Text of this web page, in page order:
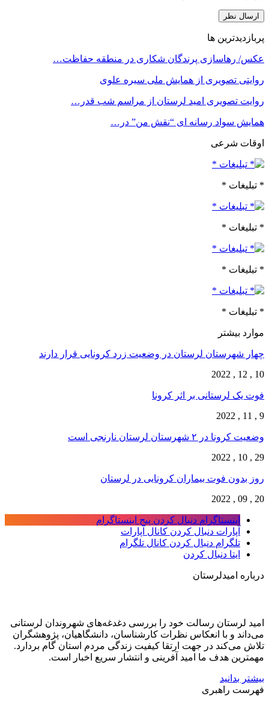
پربازدیدترین ها
عکس/ رهاسازی پرندگان شکاری در منطقه حفاظت…
روایتی تصویری از همایش ملی سیره علوی
روایت تصویری امید لرستان از مراسم شب قدر…
همایش سواد رسانه ای “نقش من” در…
اوقات شرعی
* تبلیغات *
* تبلیغات *
* تبلیغات *
* تبلیغات *
موارد بیشتر
چهار شهرستان لرستان در وضعیت زرد کرونایی قرار دارند
10 , 12 , 2022
فوت یک لرستانی بر اثر کرونا
9 , 11 , 2022
وضعیت کرونا در ۲ شهرستان لرستان نارنجی است
29 , 10 , 2022
روز بدون فوت بیماران کرونایی در لرستان
20 , 09 , 2022
اینستاگرام دنبال کردن پیج اینستاگرام
آپارات دنبال کردن کانال آپارات
تلگرام دنبال کردن کانال تلگرام
ایتا دنبال کردن
درباره امیدلرستان
امید لرستان رسالت خود را بررسی دغدغه‌های شهروندان لرستانی
می‌داند و با انعکاس نظرات کارشناسان، دانشگاهیان، پژوهشگران
تلاش می‌کند در جهت ارتقا کیفیت زندگی مردم استان گام بردارد.
مهمترین هدف ما امید آفرینی و انتشار سریع اخبار است.
بیشتر بدانید
فهرست راهبری